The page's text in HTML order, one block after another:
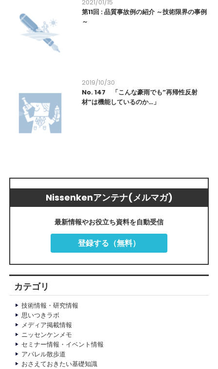
2021/01/15
第11回 : 品質事故例の紹介 ～技術限界の事例
～
2019/10/30
No. 147 「こんな豪雨でも”再帰性反射
材”は機能しているのか…」
Nissenkenアンテナ(メルマガ)
最新情報やお役立ち資料を自動受信
登録する（無料）
カテゴリ
技術情報・研究情報
思いつきラボ
メディア掲載情報
ニッセンケンメモ
セミナー情報・イベント情報
アパレル散歩道
おさえておきたい基礎知識